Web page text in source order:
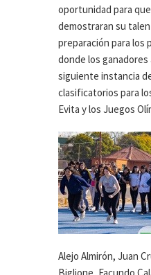
oportunidad para
demostraran su
preparación para los
donde los ganadores
siguiente instancia
clasificatorios para
Evita y los Juegos
Alejo Almirón, Juan
Biglione, Facundo